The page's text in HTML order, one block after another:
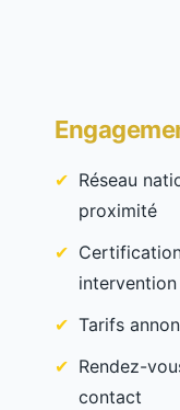
Réseau
proximité
intervention
Tarifs
Rendez-
contact